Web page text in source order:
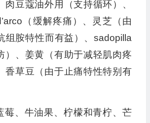
肉豆蔻油外用（支持循环）、
（缓解疼痛）、灵芝（由
组胺特性而有益）、sadopilla
）、姜黄（有助于减轻肌肉疼
香草豆（由于止痛特性特别有
莓、牛油果、柠檬和青柠、芒